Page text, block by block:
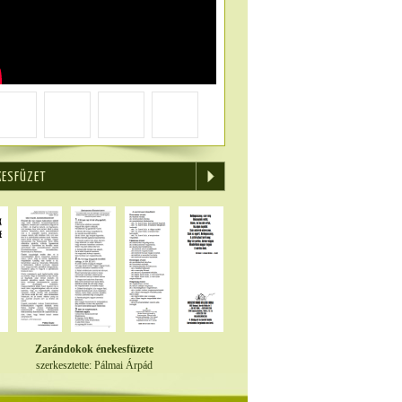
Zarándokok énekesfüzete
szerkesztette: Pálmai Árpád